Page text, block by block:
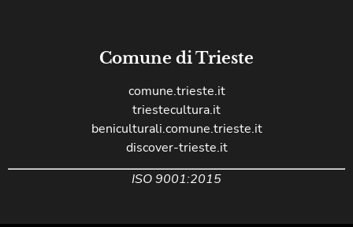
Comune di Trieste
comune.trieste.it
triestecultura.it
beniculturali.comune.trieste.it
discover-trieste.it
ISO 9001:2015